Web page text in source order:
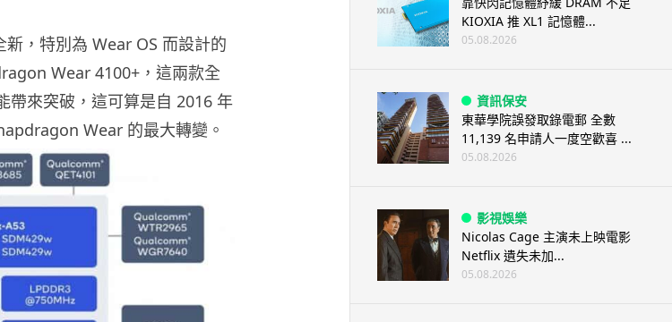
，特別為 Wear OS 而設計的
Wear 4100+，這兩款全
帶來突破，這可算是自 2016 年
Wear 的最大轉變。
KIOXIA 推 XL1 記憶體...
05.08.2026
資訊保安
東華學院誤發取錄電郵 全數
11,139 名申請人一度空歡喜 ...
05.08.2026
影視娛樂
Nicolas Cage 主演未上映電影
Netflix 遺失未加...
05.08.2026